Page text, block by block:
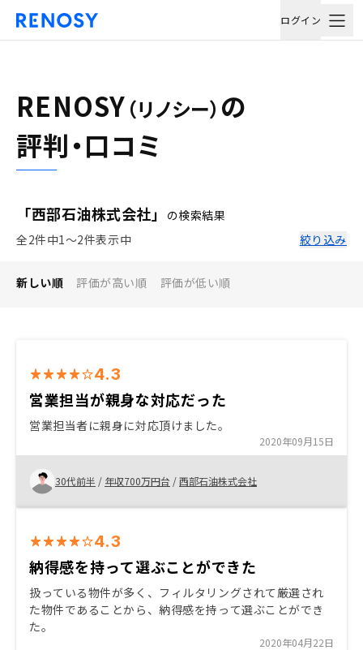
ログイン
RENOSY （リノシー） の
評判・口コミ
「西部石油株式会社」
の検索結果
全2件中1〜2件表示中
絞り込み
新しい順 評価が高い順 評価が低い順
4.3
営業担当が親身な対応だった
営業担当者に親身に対応頂けました。
2020年09月15日
30代前半 / 年収700万円台 /西部石油株式会社
4.3
納得感を持って選ぶことができた
扱っている物件が多く、フィルタリングされて厳選され
た物件であることから、納得感を持って選ぶことができ
た。
2020年04月22日